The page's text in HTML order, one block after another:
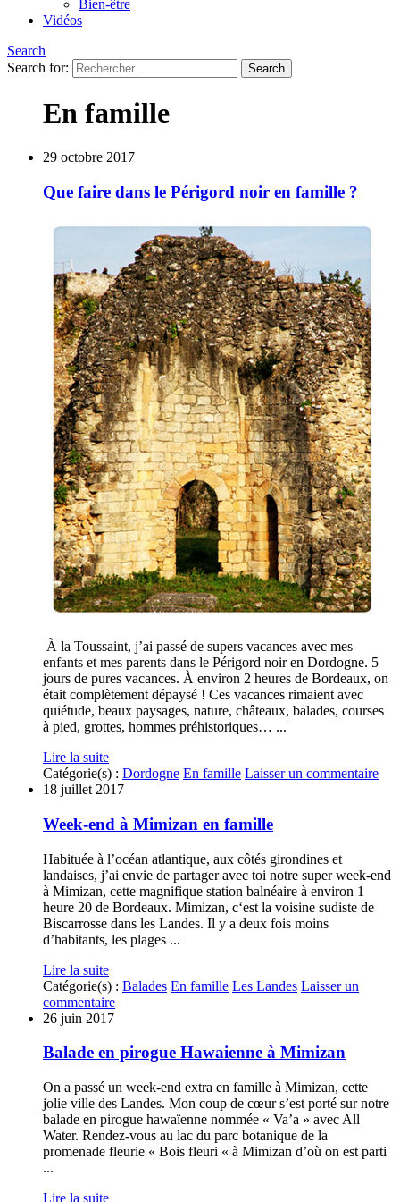
Bien-être
Vidéos
Search
Search for:
En famille
29 octobre 2017
Que faire dans le Périgord noir en famille ?
À la Toussaint, j’ai passé de supers vacances avec mes
enfants et mes parents dans le Périgord noir en Dordogne. 5
jours de pures vacances. À environ 2 heures de Bordeaux, on
était complètement dépaysé ! Ces vacances rimaient avec
quiétude, beaux paysages, nature, châteaux, balades, courses
à pied, grottes, hommes préhistoriques… ...
Lire la suite
Catégorie(s) : Dordogne En famille Laisser un commentaire
18 juillet 2017
Week-end à Mimizan en famille
Habituée à l’océan atlantique, aux côtés girondines et
landaises, j’ai envie de partager avec toi notre super week-end
à Mimizan, cette magnifique station balnéaire à environ 1
heure 20 de Bordeaux. Mimizan, c‘est la voisine sudiste de
Biscarrosse dans les Landes. Il y a deux fois moins
d’habitants, les plages ...
Lire la suite
Catégorie(s) : Balades En famille Les Landes Laisser un
commentaire
26 juin 2017
Balade en pirogue Hawaienne à Mimizan
On a passé un week-end extra en famille à Mimizan, cette
jolie ville des Landes. Mon coup de cœur s’est porté sur notre
balade en pirogue hawaïenne nommée « Va’a » avec All
Water. Rendez-vous au lac du parc botanique de la
promenade fleurie « Bois fleuri « à Mimizan d’où on est parti
...
Lire la suite